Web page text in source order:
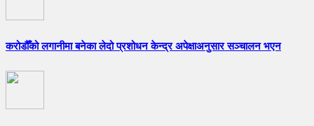
करोडौँको लगानीमा बनेका लेदो प्रशोधन केन्द्र अपेक्षाअनुसार सञ्चालन भएन